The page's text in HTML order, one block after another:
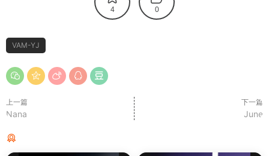
4 0
VAM-YJ
上一篇
Nana
下一篇
June